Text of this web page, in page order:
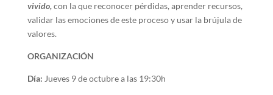
vivido, con la que reconocer pérdidas, aprender recursos,
validar las emociones de este proceso y usar la brújula de
valores.
ORGANIZACIÓN
Día: Jueves 9 de octubre a las 19:30h